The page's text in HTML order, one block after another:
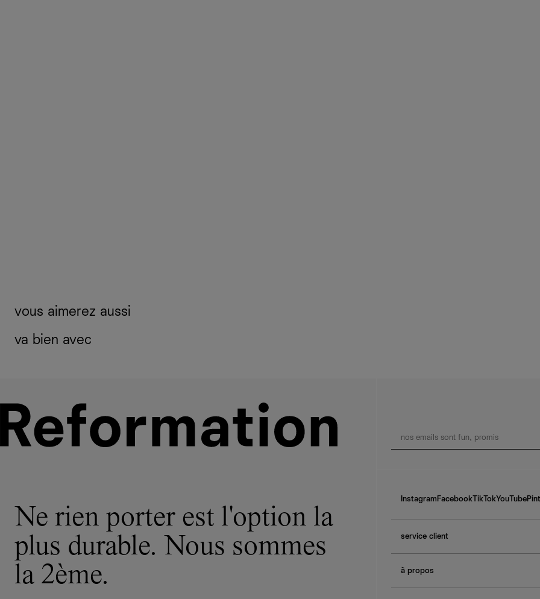
vous aimerez aussi
va bien avec
Ne rien porter est l'option la
plus durable. Nous sommes
la 2ème.
Instagram FacebookTikTokYouTube
service client
contactez-nous
guide des tailles
à propos